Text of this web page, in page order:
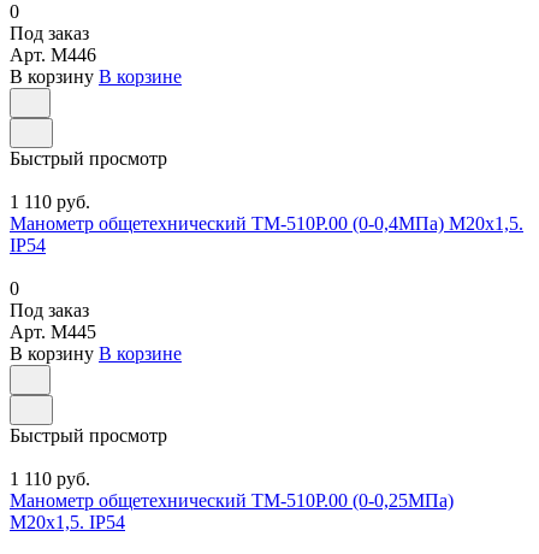
0
Под заказ
Арт. M446
В корзину В корзине
Быстрый просмотр
1 110 руб.
Манометр общетехнический ТМ-510Р.00 (0-0,4МПа) М20х1,5.
IP54
0
Под заказ
Арт. M445
В корзину В корзине
Быстрый просмотр
1 110 руб.
Манометр общетехнический ТМ-510Р.00 (0-0,25МПа)
М20х1,5. IP54